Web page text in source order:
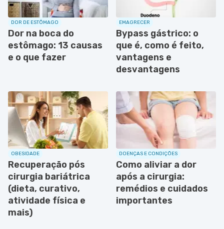
DOR DE ESTÔMAGO
Dor na boca do
estômago: 13 causas
e o que fazer
EMAGRECER
Bypass gástrico: o
que é, como é feito,
vantagens e
desvantagens
OBESIDADE
Recuperação pós
cirurgia bariátrica
(dieta, curativo,
atividade física e
mais)
DOENÇAS E CONDIÇÕES
Como aliviar a dor
após a cirurgia:
remédios e cuidados
importantes